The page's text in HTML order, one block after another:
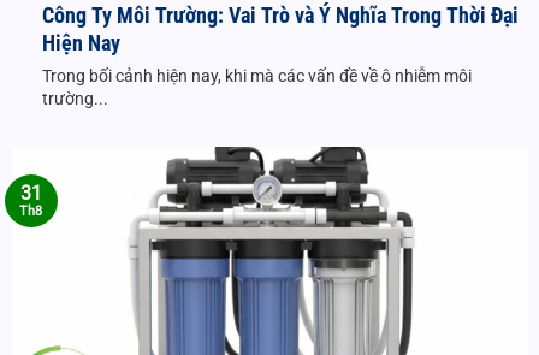
Công Ty Môi Trường: Vai Trò và Ý Nghĩa Trong Thời Đại
Hiện Nay
Trong bối cảnh hiện nay, khi mà các vấn đề về ô nhiễm môi
trường...
31
Th8